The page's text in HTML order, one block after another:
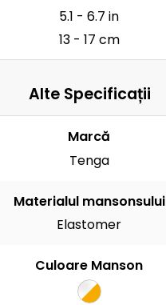
5.1 - 6.7 in
13 - 17 cm
Alte Specificații
Marcă
Tenga
Materialul mansonsului
Elastomer
Culoare Manson